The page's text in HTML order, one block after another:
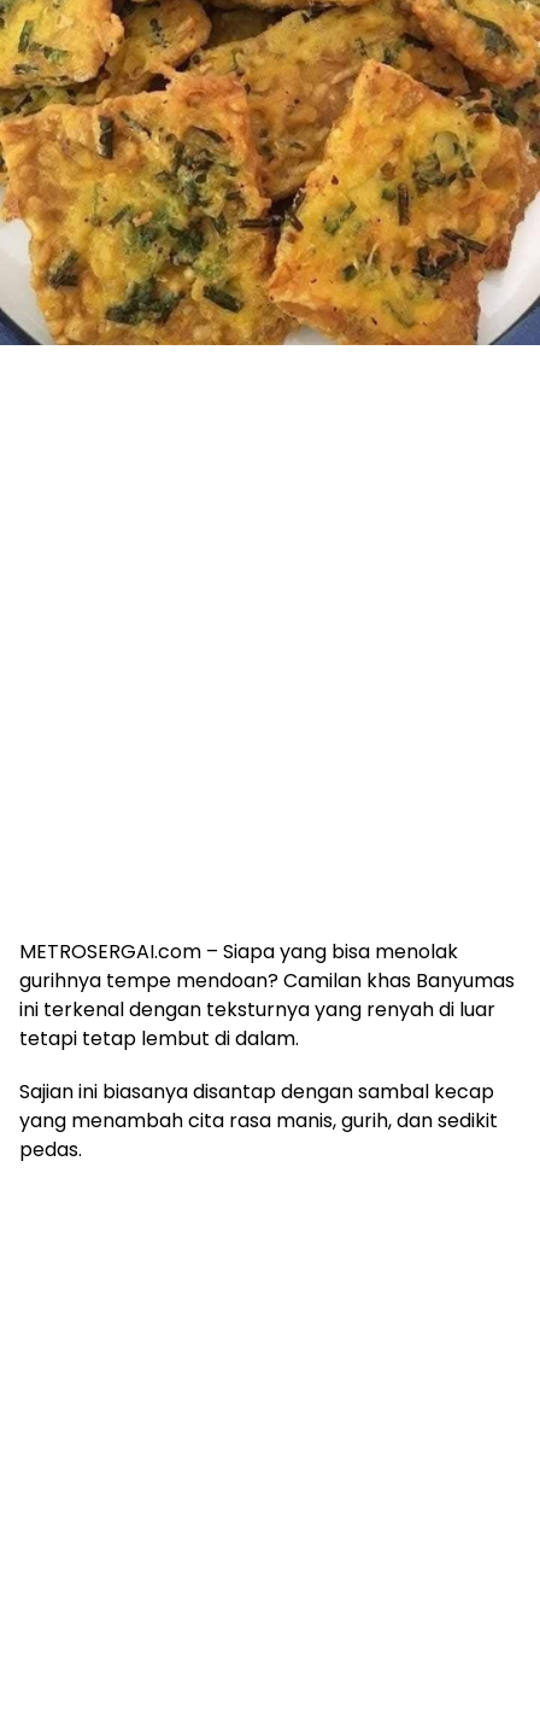
METROSERGAI.com – Siapa yang bisa menolak
gurihnya tempe mendoan? Camilan khas Banyumas
ini terkenal dengan teksturnya yang renyah di luar
tetapi tetap lembut di dalam.
Sajian ini biasanya disantap dengan sambal kecap
yang menambah cita rasa manis, gurih, dan sedikit
pedas.